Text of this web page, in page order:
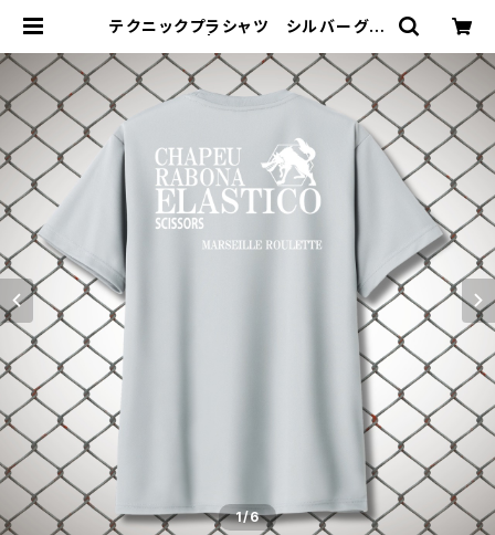
テクニックプラシャツ シルバーグレ
1/6